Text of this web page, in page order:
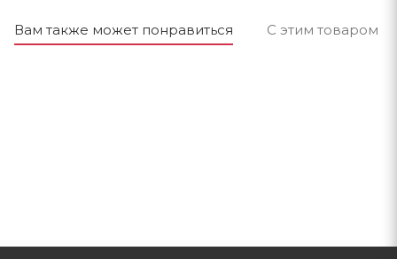
Вам также может понравиться С этим товаром